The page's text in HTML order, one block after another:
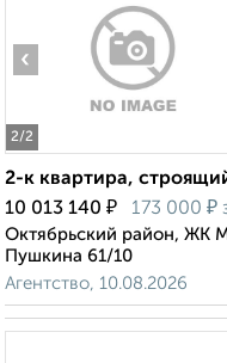
2/2
‹
2-к квартира,
10 013 140 ₽ 173 000 ₽
Октябрьский район, ЖК
Пушкина 61/10
Агентство, 10.08.2026